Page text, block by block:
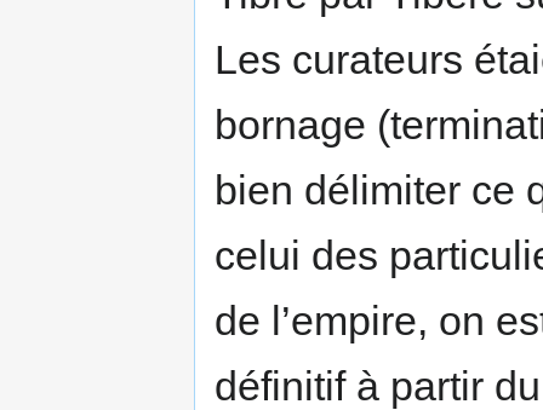
Les curateurs
bornage
bien délimiter ce
celui des
de l’empire, on
définitif à partir